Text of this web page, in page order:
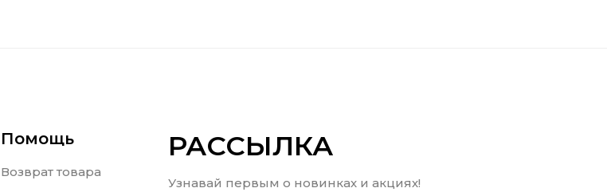
Помощь
Возврат товара
РАССЫЛКА
Узнавай первым о новинках и акциях!